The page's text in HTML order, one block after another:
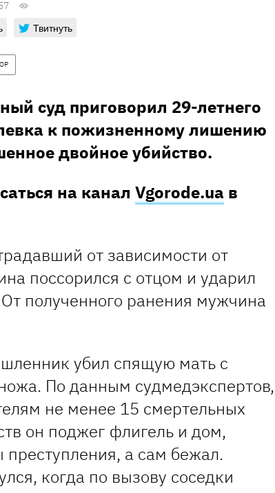
Твитнуть
суд приговорил 29-летнего
к пожизненному лишению
двойное убийство.
на канал Vgorode.ua в
от зависимости от
поссорился с отцом и ударил
полученного ранения мужчина
убил спящую мать с
По данным судмедэкспертов,
не менее 15 смертельных
он поджег флигель и дом,
преступления, а сам бежал.
когда по вызову соседки